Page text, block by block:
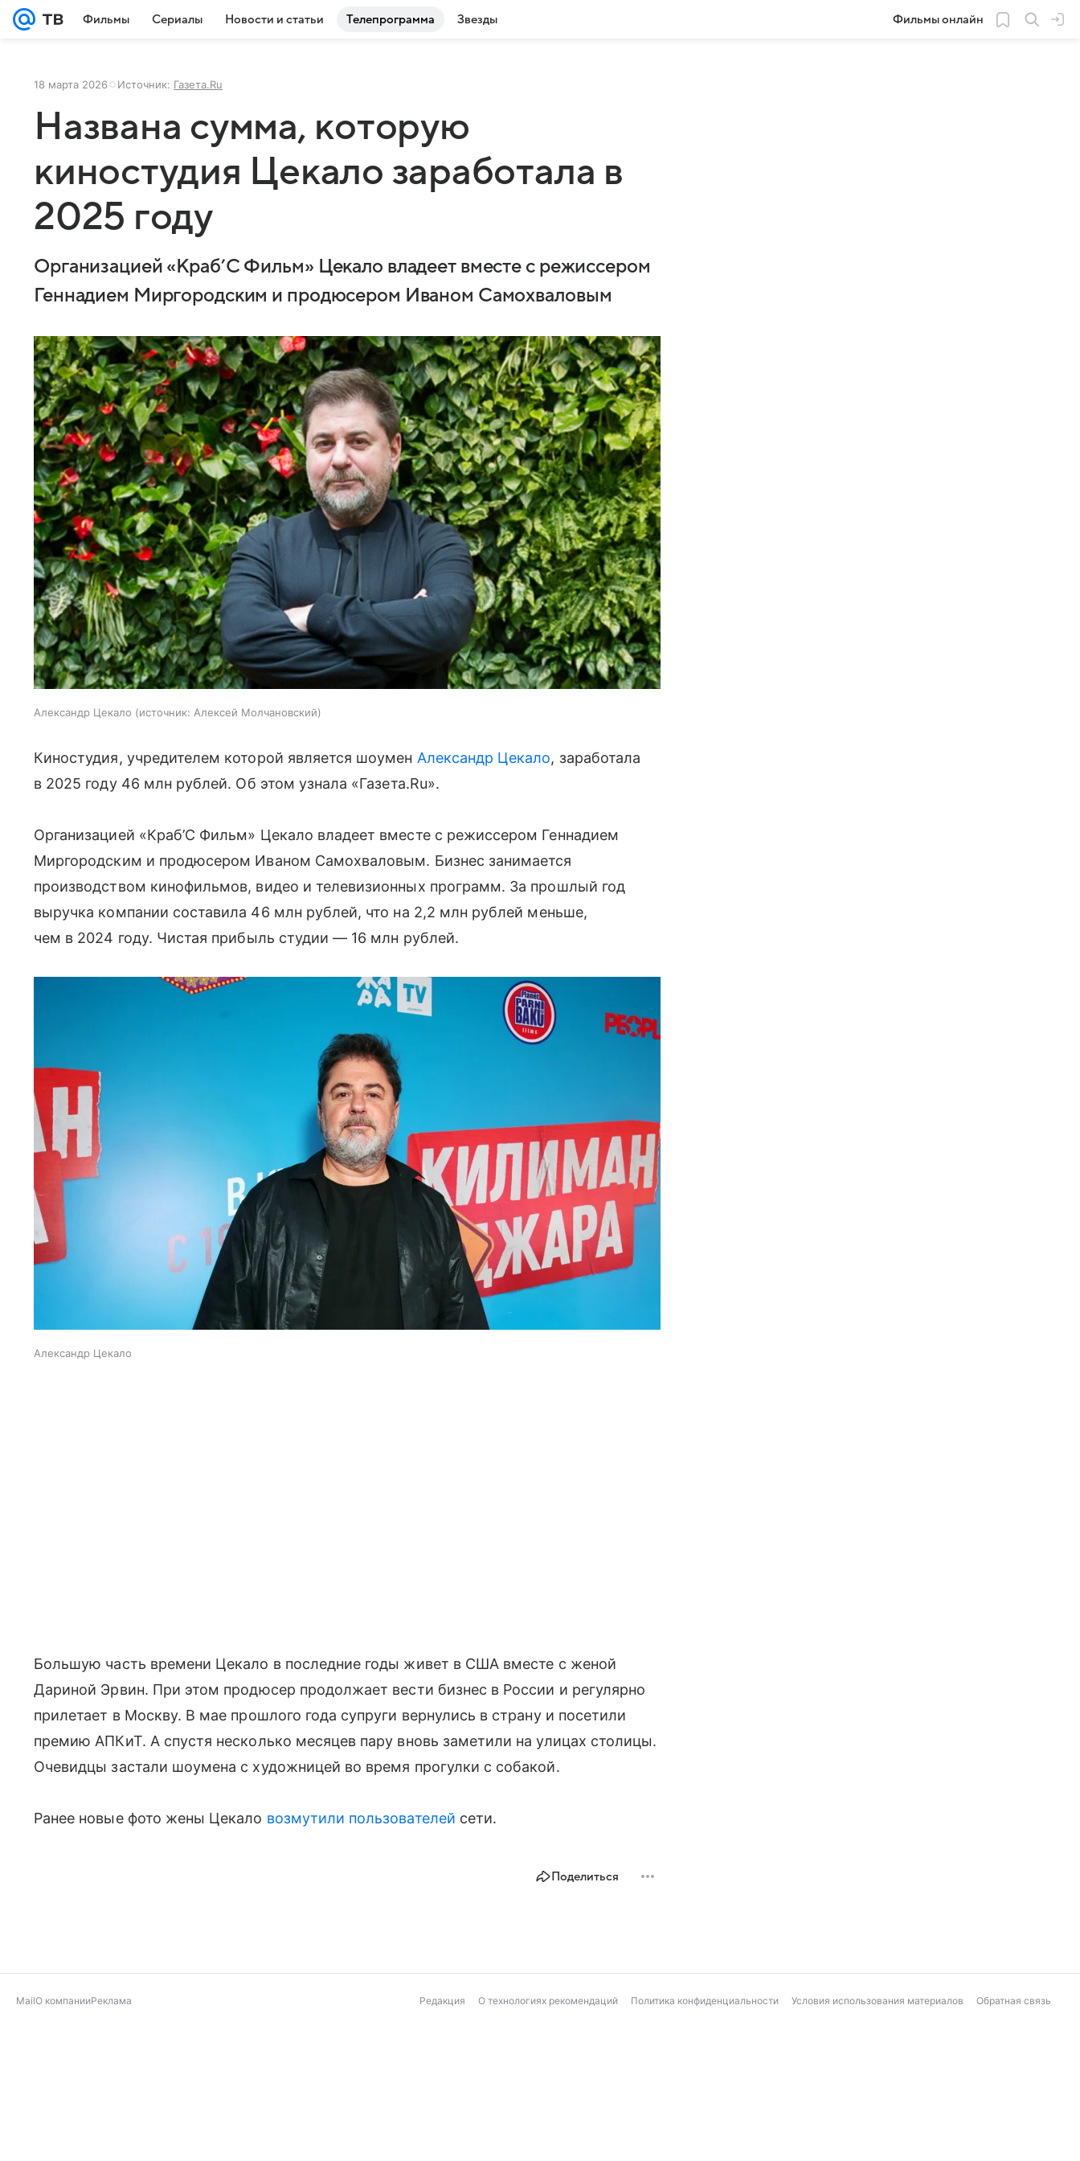
Фильмы Сериалы Новости и статьи Телепрограмма Звезды Фильмы онлайн
18 марта 2026 Источник: Газета.Ru
Названа сумма, которую
киностудия Цекало заработала в
2025 году
Организацией «Краб’С Фильм» Цекало владеет вместе с режиссером
Геннадием Миргородским и продюсером Иваном Самохваловым
Александр Цекало источник: Алексей Молчановский
Киностудия, учредителем которой является шоумен Александр Цекало, заработала
в 2025 году 46 млн рублей. Об этом узнала «Газета.Ru».
Организацией «Краб’С Фильм» Цекало владеет вместе с режиссером Геннадием
Миргородским и продюсером Иваном Самохваловым. Бизнес занимается
производством кинофильмов, видео и телевизионных программ. За прошлый год
выручка компании составила 46 млн рублей, что на 2,2 млн рублей меньше,
чем в 2024 году. Чистая прибыль студии — 16 млн рублей.
Александр Цекало
Большую часть времени Цекало в последние годы живет в США вместе с женой
Дариной Эрвин. При этом продюсер продолжает вести бизнес в России и регулярно
прилетает в Москву. В мае прошлого года супруги вернулись в страну и посетили
премию АПКиТ. А спустя несколько месяцев пару вновь заметили на улицах столицы.
Очевидцы застали шоумена с художницей во время прогулки с собакой.
Ранее новые фото жены Цекало возмутили пользователей сети.
Поделиться
MailО компанииРеклама Редакция О технологиях рекомендаций Политика конфиденциальности Условия использования материалов Обратная связь